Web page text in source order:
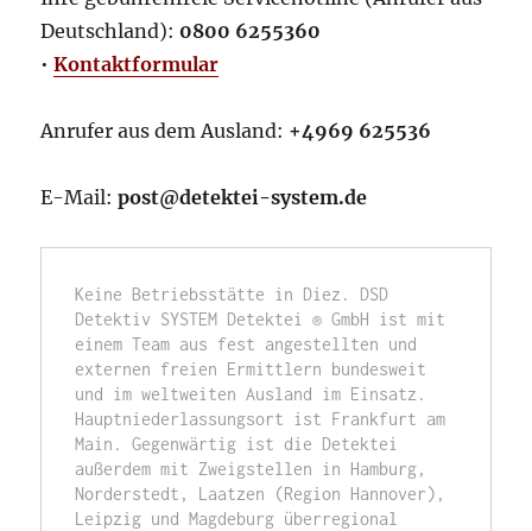
Deutschland): 0800 6255360
•Kontaktformular
Anrufer aus dem Ausland: +4969 625536
E-Mail:post@detektei-system.de
Keine Betriebsstätte in Diez. DSD
Detektiv SYSTEM Detektei ® GmbH ist mit
einem Team aus fest angestellten und
externen freien Ermittlern bundesweit
und im weltweiten Ausland im Einsatz.
Hauptniederlassungsort ist Frankfurt am
Main. Gegenwärtig ist die Detektei
außerdem mit Zweigstellen in Hamburg,
Norderstedt, Laatzen (Region Hannover),
Leipzig und Magdeburg überregional